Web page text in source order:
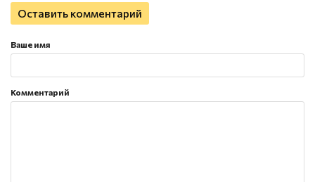
Оставить комментарий
Ваше имя
Комментарий